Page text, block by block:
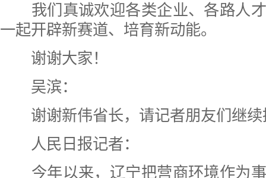
我们真诚欢迎各类企业、各路人才
一起开辟新赛道、培育新动能。
谢谢大家！
吴滨：
谢谢新伟省长，请记者朋友们继续
人民日报记者：
今年以来，辽宁把营商环境作为事